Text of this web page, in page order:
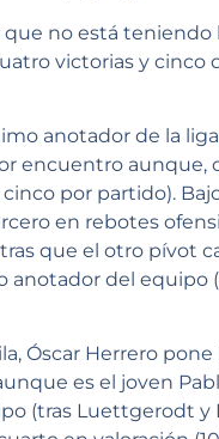
no está
victorias y cinco
anotador de la
encuentro aunque,
por partido).
en rebotes
que el otro pívot
anotador del equipo
Óscar Herrero
es el joven
(tras Luettgerodt